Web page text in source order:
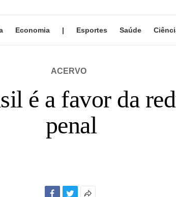
Economia | Esportes Saúde
ACERVO
é a favor da
penal